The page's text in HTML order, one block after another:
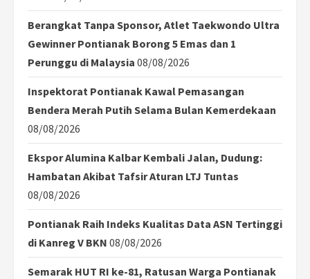
Berangkat Tanpa Sponsor, Atlet Taekwondo Ultra
Gewinner Pontianak Borong 5 Emas dan 1
Perunggu di Malaysia 08/08/2026
Inspektorat Pontianak Kawal Pemasangan
Bendera Merah Putih Selama Bulan Kemerdekaan
08/08/2026
Ekspor Alumina Kalbar Kembali Jalan, Dudung:
Hambatan Akibat Tafsir Aturan LTJ Tuntas
08/08/2026
Pontianak Raih Indeks Kualitas Data ASN Tertinggi
di Kanreg V BKN 08/08/2026
Semarak HUT RI ke-81, Ratusan Warga Pontianak